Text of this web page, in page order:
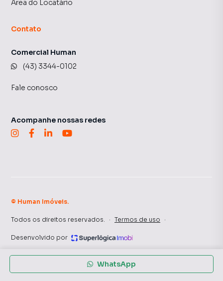
WhatsApp
Área do Locatário
Contato
Comercial Human
(43) 3344-0102
Fale conosco
Acompanhe nossas redes
© Human Imóveis.
Todos os direitos reservados. · Termos de uso ·
Desenvolvido por